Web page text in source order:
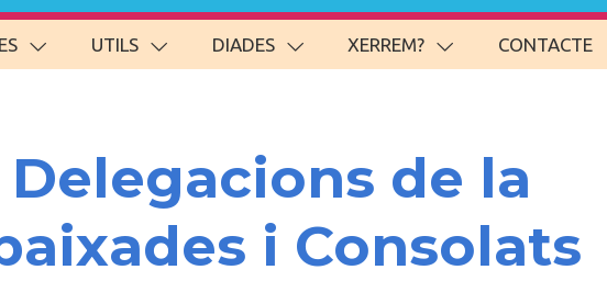
UTILS DIADES XERREM? CONTACTE
Delegacions de la
i Consolats